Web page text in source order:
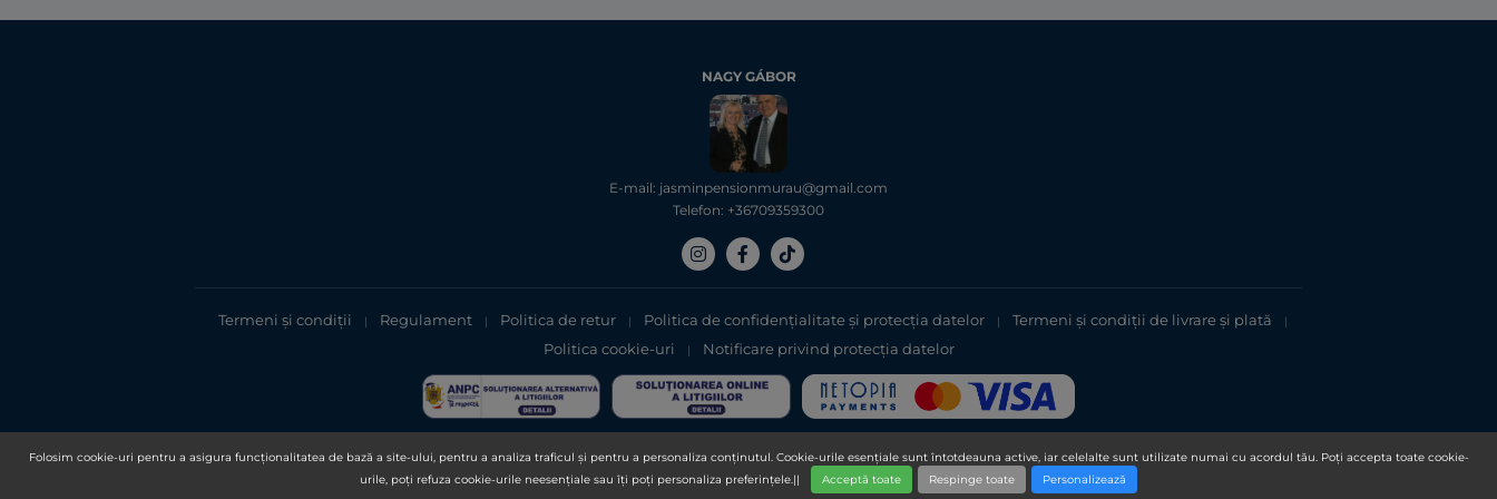
Folosim cookie-uri pentru a asigura funcționalitatea de bază a site-ului, pentru a analiza traficul și pentru a personaliza conținutul. Cookie-urile esențiale sunt întotdeauna active, iar celelalte sunt utilizate numai cu acordul tău. Poți accepta toate cookie-
urile, poți refuza cookie-urile neesențiale sau îți poți personaliza preferințele.||
Acceptă toate Respinge toate Personalizează
NAGY GÁBOR
E-mail: jasminpensionmurau@gmail.com
Telefon: +36709359300
Termeni și condiții | Regulament | Politica de retur | Politica de confidențialitate şi protecţia datelor | Termeni şi condiții de livrare și plată |
Politica cookie-uri | Notificare privind protecția datelor